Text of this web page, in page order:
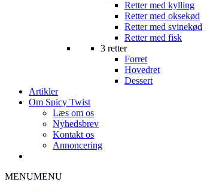
Retter med kylling
Retter med oksekød
Retter med svinekød
Retter med fisk
3 retter
Forret
Hovedret
Dessert
Artikler
Om Spicy Twist
Læs om os
Nyhedsbrev
Kontakt os
Annoncering
MENUMENU